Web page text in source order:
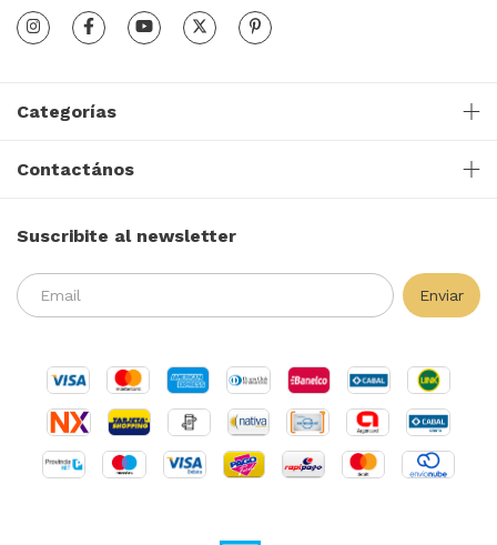
Categorías
Contactános
Suscribite al newsletter